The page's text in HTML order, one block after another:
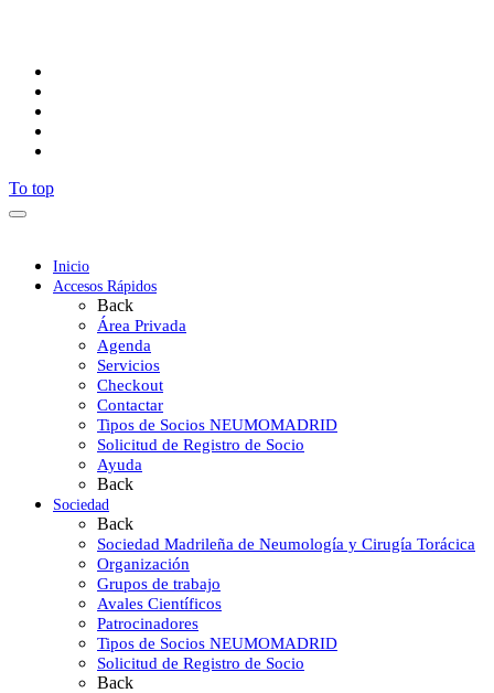
To top
Inicio
Accesos Rápidos
Back
Área Privada
Agenda
Servicios
Checkout
Contactar
Tipos de Socios NEUMOMADRID
Solicitud de Registro de Socio
Ayuda
Back
Sociedad
Back
Sociedad Madrileña de Neumología y Cirugía Torácica
Organización
Grupos de trabajo
Avales Científicos
Patrocinadores
Tipos de Socios NEUMOMADRID
Solicitud de Registro de Socio
Back